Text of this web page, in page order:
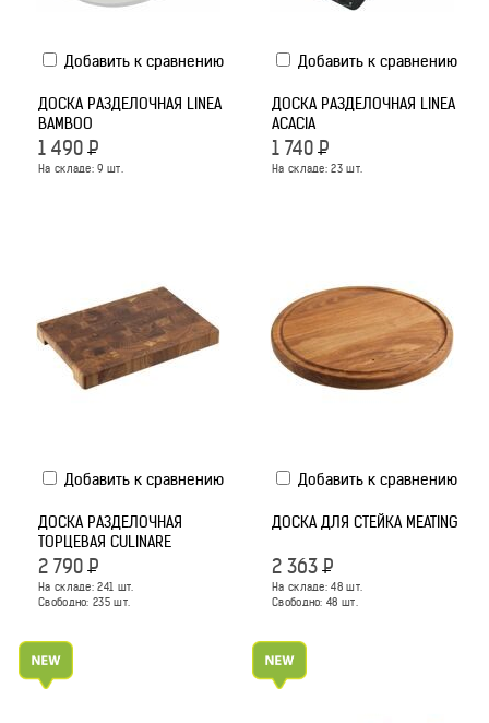
Добавить к сравнению
ДОСКА РАЗДЕЛОЧНАЯ LINEA
BAMBOO
1 490 Р
На складе:9 шт.
Добавить к сравнению
ДОСКА РАЗДЕЛОЧНАЯ LINEA
ACACIA
1 740 Р
На складе:23шт.
Добавить к сравнению
ДОСКА РАЗДЕЛОЧНАЯ
ТОРЦЕВАЯ CULINARE
2 790 Р
На складе:241 шт.
Свободно: 235шт.
Добавить к сравнению
ДОСКА ДЛЯ СТЕЙКА MEATING
2 363 Р
На складе:48шт.
Свободно: 48 шт.